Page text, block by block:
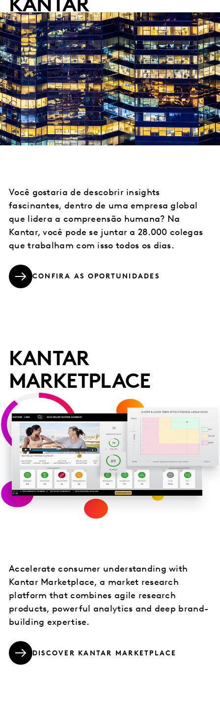
KANTAR
Você gostaria de descobrir insights
fascinantes, dentro de uma empresa global
que lidera a compreensão humana? Na
Kantar, você pode se juntar a 28.000 colegas
que trabalham com isso todos os dias.
CONFIRA AS OPORTUNIDADES
KANTAR
MARKETPLACE
Accelerate consumer understanding with
Kantar Marketplace, a market research
platform that combines agile research
products, powerful analytics and deep brand-
building expertise.
DISCOVER KANTAR MARKETPLACE